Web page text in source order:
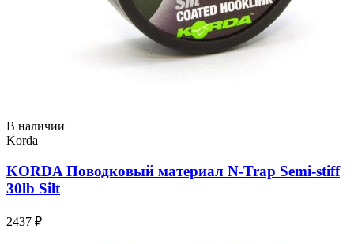
В наличии
Korda
KORDA Поводковый материал N-Trap Semi-stiff
30lb Silt
2437 ₽